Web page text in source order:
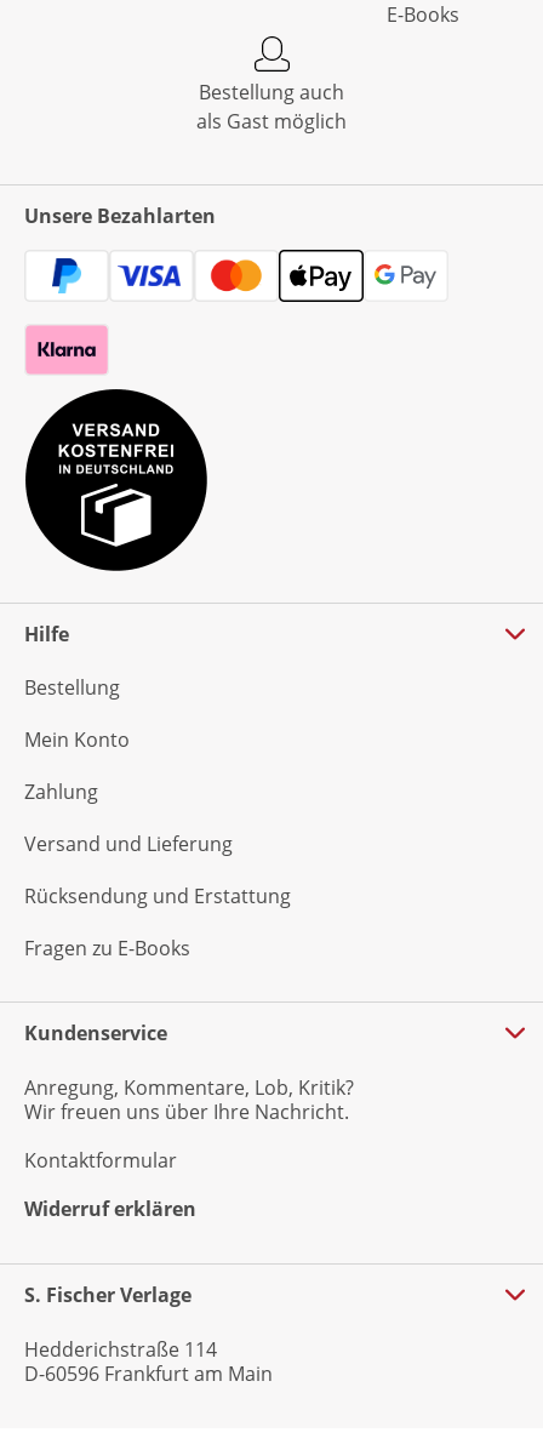
E-Books
Bestellung auch
als Gast möglich
Unsere Bezahlarten
Hilfe
Bestellung
Mein Konto
Zahlung
Versand und Lieferung
Rücksendung und Erstattung
Fragen zu E-Books
Kundenservice
Anregung, Kommentare, Lob, Kritik?
Wir freuen uns über Ihre Nachricht.
Kontaktformular
Widerruf erklären
S. Fischer Verlage
Hedderichstraße 114
D-60596 Frankfurt am Main